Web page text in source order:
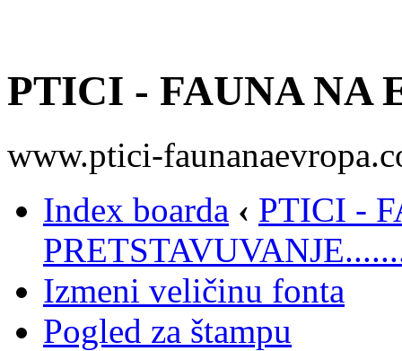
PTICI - FAUNA NA
www.ptici-
Index boarda ‹ PTICI -
Izmeni veličinu fonta
Pogled za štampu